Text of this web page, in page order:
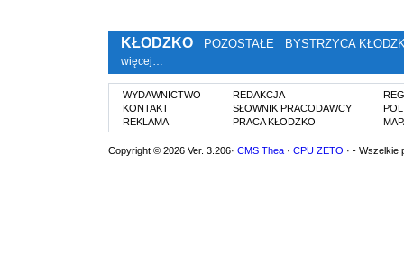
KŁODZKO POZOSTAŁE BYSTRZYCA
więcej…
WYDAWNICTWO
KONTAKT
REKLAMA
REDAKCJA
SŁOWNIK PRACODAWCY
PRACA KŁODZKO
Copyright © 2026 Ver. 3.206· CMS Thea · CPU ZETO · - Wszelkie